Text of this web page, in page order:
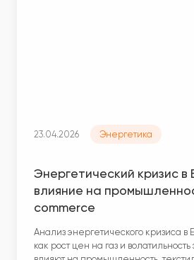
23.04.2026 Энергетика
Энергетический кризис в
влияние на
commerce
Анализ энергетического кризиса в
как рост цен на газ и